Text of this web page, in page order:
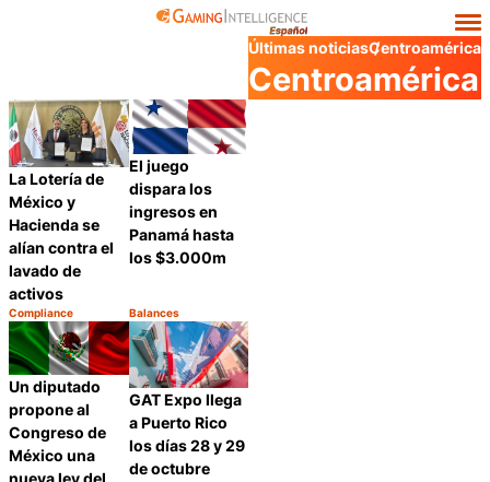
Últimas noticiasCentroamérica
Centroamérica
La Lotería de
México y
Hacienda se
alían contra el
lavado de
activos
Categoría:
Compliance
Compartir
El juego
dispara los
ingresos en
Panamá hasta
los $3.000m
Categoría:
Balances
Un diputado
propone al
Congreso de
México una
GAT Expo llega
a Puerto Rico
los días 28 y 29
de octubre